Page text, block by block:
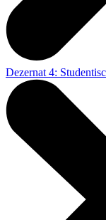
Dezernat 4: